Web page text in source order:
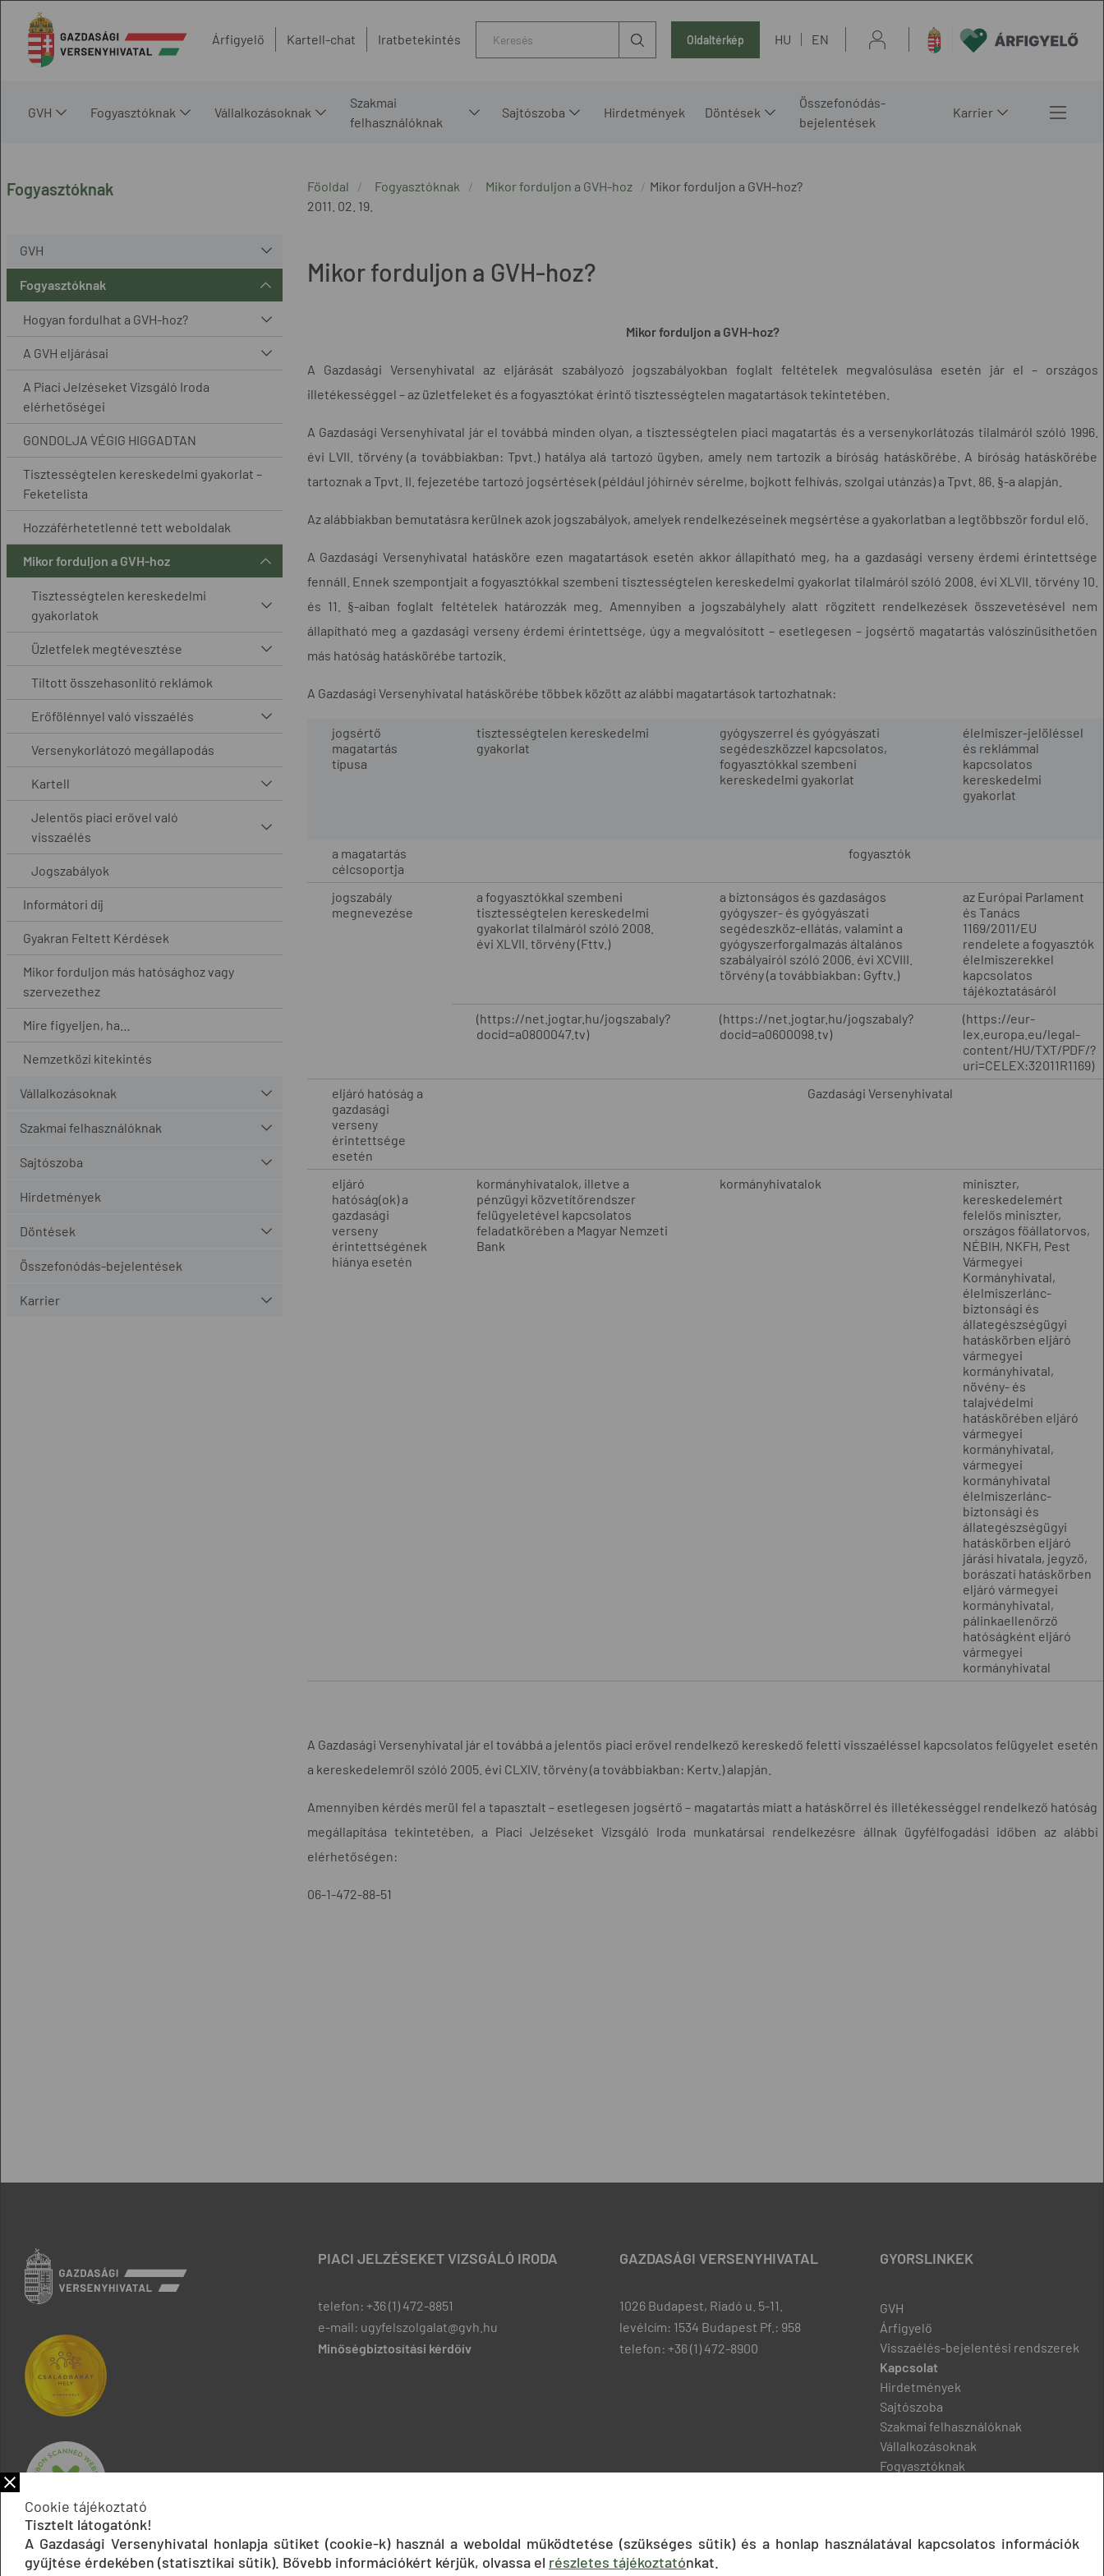
Árfigyelő Kartell-chat Iratbetekintés Oldaltérkép HU EN
GVH Fogyasztóknak Vállalkozásoknak
Szakmai
felhasználóknak
Sajtószoba Hirdetmények Döntések
Összefonódás-
bejelentések
Karrier
Fogyasztóknak
GVH
Fogyasztóknak
Hogyan fordulhat a GVH-hoz?
A GVH eljárásai
A Piaci Jelzéseket Vizsgáló Iroda
elérhetőségei
GONDOLJA VÉGIG HIGGADTAN
Tisztességtelen kereskedelmi gyakorlat –
Feketelista
Hozzáférhetetlenné tett weboldalak
Mikor forduljon a GVH-hoz
Tisztességtelen kereskedelmi
gyakorlatok
Üzletfelek megtévesztése
Tiltott összehasonlító reklámok
Erőfölénnyel való visszaélés
Versenykorlátozó megállapodás
Kartell
Jelentős piaci erővel való
visszaélés
Jogszabályok
Informátori díj
Gyakran Feltett Kérdések
Mikor forduljon más hatósághoz vagy
szervezethez
Mire figyeljen, ha…
Nemzetközi kitekintés
Vállalkozásoknak
Szakmai felhasználóknak
Sajtószoba
Hirdetmények
Döntések
Összefonódás-bejelentések
Karrier
Főoldal Fogyasztóknak Mikor forduljon a GVH-hoz
Mikor forduljon a GVH-hoz?
2011. 02. 19.
Mikor forduljon a GVH-hoz?
Mikor forduljon a GVH-hoz?
A Gazdasági Versenyhivatal az eljárását szabályozó jogszabályokban foglalt feltételek megvalósulása esetén jár el – országos
illetékességgel – az üzletfeleket és a fogyasztókat érintő tisztességtelen magatartások tekintetében.
A Gazdasági Versenyhivatal jár el továbbá minden olyan, a tisztességtelen piaci magatartás és a versenykorlátozás tilalmáról szóló 1996.
évi LVII. törvény (a továbbiakban: Tpvt.) hatálya alá tartozó ügyben, amely nem tartozik a bíróság hatáskörébe. A bíróság hatáskörébe
tartoznak a Tpvt. II. fejezetébe tartozó jogsértések (például jóhírnév sérelme, bojkott felhívás, szolgai utánzás) a Tpvt. 86. §-a alapján.
Az alábbiakban bemutatásra kerülnek azok jogszabályok, amelyek rendelkezéseinek megsértése a gyakorlatban a legtöbbször fordul elő.
A Gazdasági Versenyhivatal hatásköre ezen magatartások esetén akkor állapítható meg, ha a gazdasági verseny érdemi érintettsége
fennáll. Ennek szempontjait a fogyasztókkal szembeni tisztességtelen kereskedelmi gyakorlat tilalmáról szóló 2008. évi XLVII. törvény 10.
és 11. §-aiban foglalt feltételek határozzák meg. Amennyiben a jogszabályhely alatt rögzített rendelkezések összevetésével nem
állapítható meg a gazdasági verseny érdemi érintettsége, úgy a megvalósított – esetlegesen – jogsértő magatartás valószínűsíthetően
más hatóság hatáskörébe tartozik.
A Gazdasági Versenyhivatal hatáskörébe többek között az alábbi magatartások tartozhatnak:
jogsértő
magatartás
típusa
tisztességtelen kereskedelmi
gyakorlat
gyógyszerrel és gyógyászati
segédeszközzel kapcsolatos,
fogyasztókkal szembeni
kereskedelmi gyakorlat
élelmiszer-jelöléssel
és reklámmal
kapcsolatos
kereskedelmi
gyakorlat
a magatartás
célcsoportja
fogyasztók
jogszabály
megnevezése
a fogyasztókkal szembeni
tisztességtelen kereskedelmi
gyakorlat tilalmáról szóló 2008.
évi XLVII. törvény (Fttv.)
a biztonságos és gazdaságos
gyógyszer- és gyógyászati
segédeszköz-ellátás, valamint a
gyógyszerforgalmazás általános
szabályairól szóló 2006. évi XCVIII.
törvény (a továbbiakban: Gyftv.)
az Európai Parlament
és Tanács
1169/2011/EU
rendelete a fogyasztók
élelmiszerekkel
kapcsolatos
tájékoztatásáról
(https://net.jogtar.hu/jogszabaly?
docid=a0800047.tv)
(https://net.jogtar.hu/jogszabaly?
docid=a0600098.tv)
(https://eur-
lex.europa.eu/legal-
content/HU/TXT/PDF/?
uri=CELEX:32011R1169)
eljáró hatóság a
gazdasági
verseny
érintettsége
esetén
Gazdasági Versenyhivatal
eljáró
hatóság(ok) a
gazdasági
verseny
érintettségének
hiánya esetén
kormányhivatalok, illetve a
pénzügyi közvetítőrendszer
felügyeletével kapcsolatos
feladatkörében a Magyar Nemzeti
Bank
kormányhivatalok
miniszter,
kereskedelemért
felelős miniszter,
országos főállatorvos,
NÉBIH, NKFH, Pest
Vármegyei
Kormányhivatal,
élelmiszerlánc-
biztonsági és
állategészségügyi
hatáskörben eljáró
vármegyei
kormányhivatal,
növény- és
talajvédelmi
hatáskörében eljáró
vármegyei
kormányhivatal,
vármegyei
kormányhivatal
élelmiszerlánc-
biztonsági és
állategészségügyi
hatáskörben eljáró
járási hivatala, jegyző,
borászati hatáskörben
eljáró vármegyei
kormányhivatal,
pálinkaellenőrző
hatóságként eljáró
vármegyei
kormányhivatal
A Gazdasági Versenyhivatal jár el továbbá a jelentős piaci erővel rendelkező kereskedő feletti visszaéléssel kapcsolatos felügyelet esetén
a kereskedelemről szóló 2005. évi CLXIV. törvény (a továbbiakban: Kertv.) alapján.
Amennyiben kérdés merül fel a tapasztalt – esetlegesen jogsértő – magatartás miatt a hatáskörrel és illetékességgel rendelkező hatóság
megállapítása tekintetében, a Piaci Jelzéseket Vizsgáló Iroda munkatársai rendelkezésre állnak ügyfélfogadási időben az alábbi
elérhetőségen:
06-1-472-88-51
PIACI JELZÉSEKET VIZSGÁLÓ IRODA
telefon: +36 (1) 472-8851
e-mail: ugyfelszolgalat@gvh.hu
Minőségbiztosítási kérdőív
GAZDASÁGI VERSENYHIVATAL
1026 Budapest, Riadó u. 5-11.
levélcím: 1534 Budapest Pf.: 958
telefon: +36 (1) 472-8900
GYORSLINKEK
GVH
Árfigyelő
Visszaélés-bejelentési rendszerek
Kapcsolat
Hirdetmények
Sajtószoba
Szakmai felhasználóknak
Vállalkozásoknak
Fogyasztóknak
Cookie tájékoztató
Tisztelt látogatónk!
A Gazdasági Versenyhivatal honlapja sütiket (cookie-k) használ a weboldal működtetése (szükséges sütik) és a honlap használatával kapcsolatos információk
gyűjtése érdekében (statisztikai sütik). Bővebb információkért kérjük, olvassa el részletes tájékoztatónkat.